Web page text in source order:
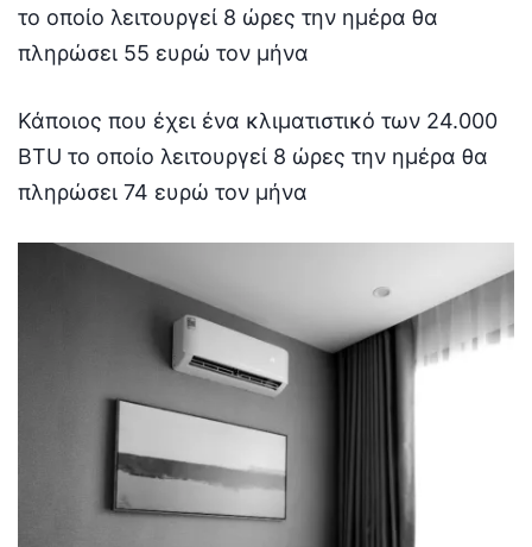
το οποίο λειτουργεί 8 ώρες την ημέρα θα
πληρώσει 55 ευρώ τον μήνα
Κάποιος που έχει ένα κλιματιστικό των 24.000
BTU το οποίο λειτουργεί 8 ώρες την ημέρα θα
πληρώσει 74 ευρώ τον μήνα